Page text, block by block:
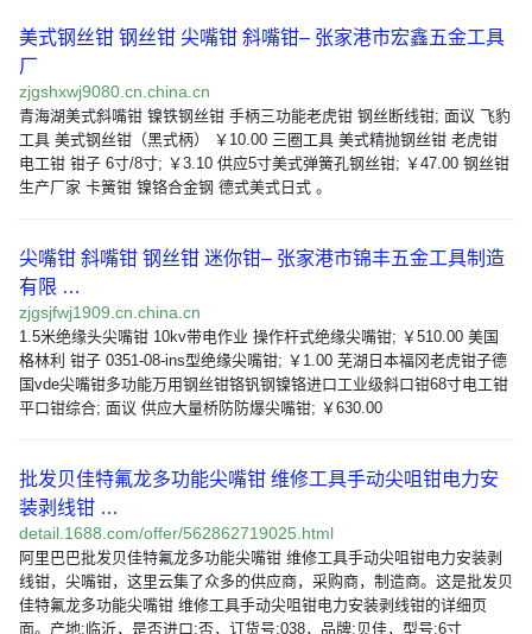
美式钢丝钳 钢丝钳 尖嘴钳 斜嘴钳– 张家港市宏鑫五金工具
厂
zjgshxwj9080.cn.china.cn
青海湖美式斜嘴钳 镍铁钢丝钳 手柄三功能老虎钳 钢丝断线钳; 面议 飞豹
工具 美式钢丝钳（黑式柄） ￥10.00 三圈工具 美式精抛钢丝钳 老虎钳
电工钳 钳子 6寸/8寸; ￥3.10 供应5寸美式弹簧孔钢丝钳; ￥47.00 钢丝钳
生产厂家 卡簧钳 镍铬合金钢 德式美式日式 。
尖嘴钳 斜嘴钳 钢丝钳 迷你钳– 张家港市锦丰五金工具制造
有限 …
zjgsjfwj1909.cn.china.cn
1.5米绝缘头尖嘴钳 10kv带电作业 操作杆式绝缘尖嘴钳; ￥510.00 美国
格林利 钳子 0351-08-ins型绝缘尖嘴钳; ￥1.00 芜湖日本福冈老虎钳子德
国vde尖嘴钳多功能万用钢丝钳铬钒钢镍铬进口工业级斜口钳68寸电工钳
平口钳综合; 面议 供应大量桥防防爆尖嘴钳; ￥630.00
批发贝佳特氟龙多功能尖嘴钳 维修工具手动尖咀钳电力安
装剥线钳 …
detail.1688.com/offer/562862719025.html
阿里巴巴批发贝佳特氟龙多功能尖嘴钳 维修工具手动尖咀钳电力安装剥
线钳，尖嘴钳，这里云集了众多的供应商，采购商，制造商。这是批发贝
佳特氟龙多功能尖嘴钳 维修工具手动尖咀钳电力安装剥线钳的详细页
面。产地:临沂，是否进口:否，订货号:038，品牌:贝佳，型号:6寸